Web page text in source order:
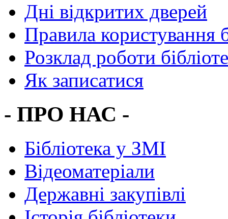
Дні відкритих дверей
Правила користування
Розклад роботи
Як записатися
- ПРО НАС -
Бібліотека у ЗМІ
Відеоматеріали
Державні закупівлі